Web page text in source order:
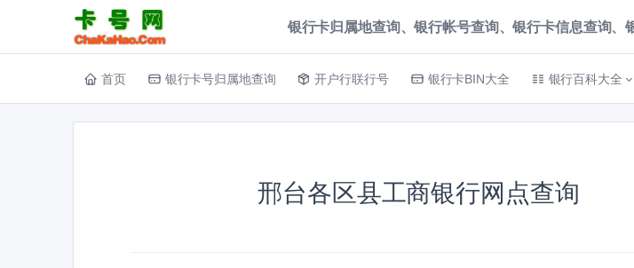
银行卡归属地查询、银行帐号查询、银行卡信息查询
首页 银行卡号归属地查询 开户行联行号 银行卡BIN大全 银行百科大全
邢台各区县工商银行网点查询